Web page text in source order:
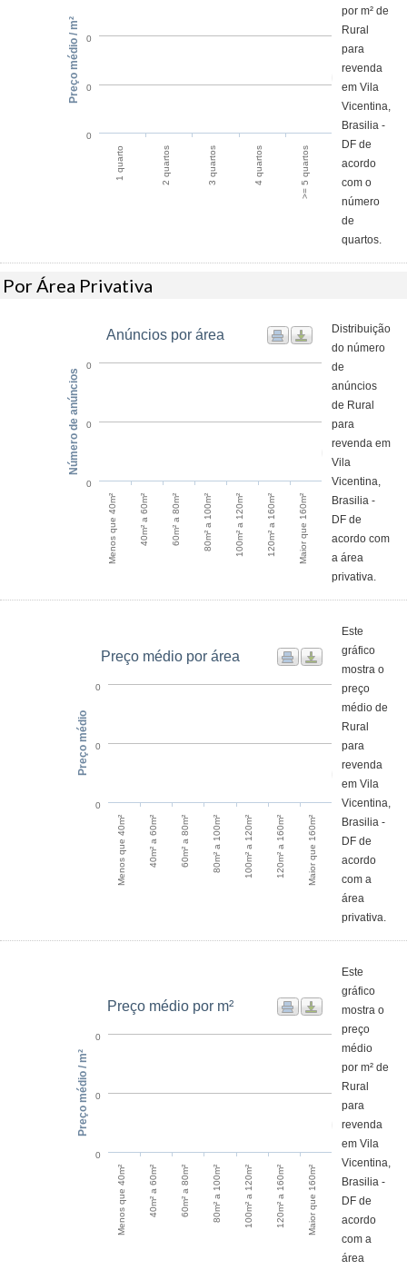
1 quarto 2 quartos 3 quartos 4 quartos >= 5 quartos
0
0
0
Preço médio / m²
por m² de
Rural
para
revenda
em Vila
Vicentina,
Brasilia -
DF de
acordo
com o
número
de
quartos.
Por Área Privativa
Anúncios por área
Menos que 40m² 40m² a 60m² 60m² a 80m² 80m² a 100m² 100m² a 120m² 120m² a 160m² Maior que 160m²
0
0
0
Número de anúncios
Distribuição
do número
de
anúncios
de Rural
para
revenda em
Vila
Vicentina,
Brasilia -
DF de
acordo com
a área
privativa.
Preço médio por área
Menos que 40m² 40m² a 60m² 60m² a 80m² 80m² a 100m² 100m² a 120m² 120m² a 160m² Maior que 160m²
0
0
0
Preço médio
Este
gráfico
mostra o
preço
médio de
Rural
para
revenda
em Vila
Vicentina,
Brasilia -
DF de
acordo
com a
área
privativa.
Preço médio por m²
Menos que 40m² 40m² a 60m² 60m² a 80m² 80m² a 100m² 100m² a 120m² 120m² a 160m² Maior que 160m²
0
0
0
Preço médio / m²
Este
gráfico
mostra o
preço
médio
por m² de
Rural
para
revenda
em Vila
Vicentina,
Brasilia -
DF de
acordo
com a
área